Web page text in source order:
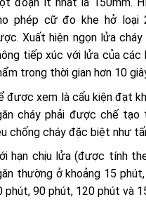
phép cữ đo khe hở loại
Xuất hiện ngọn lửa
tiếp xúc với lửa của các
trong thời gian hơn 10
được xem là cấu kiện đạt
cháy phải được chế tạo
chống cháy đặc biệt như
hạn chịu lửa (được tính
thường ở khoảng 15
phút, 90 phút, 120 phút và